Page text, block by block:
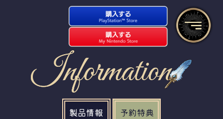
製品情報 予約特典